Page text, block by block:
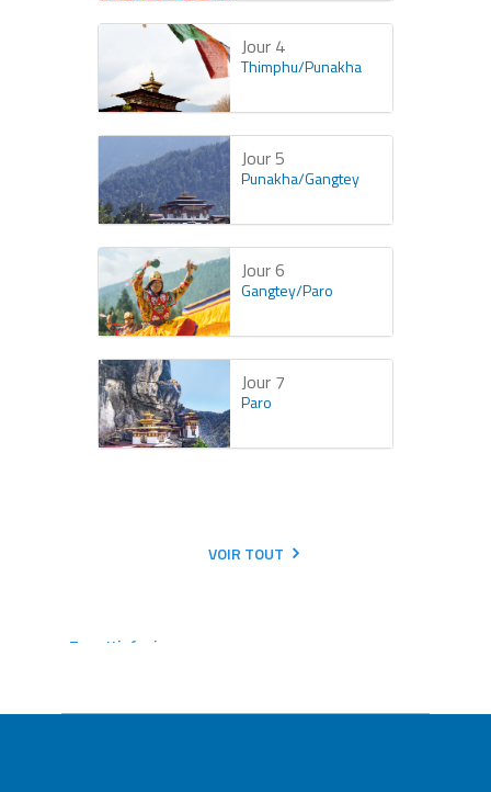
Jour 4
Thimphu/Punakha
Jour 5
Punakha/Gangtey
Jour 6
Gangtey/Paro
Jour 7
Paro
VOIR TOUT
Tous Itinéraires
Personnaliser votre séjour